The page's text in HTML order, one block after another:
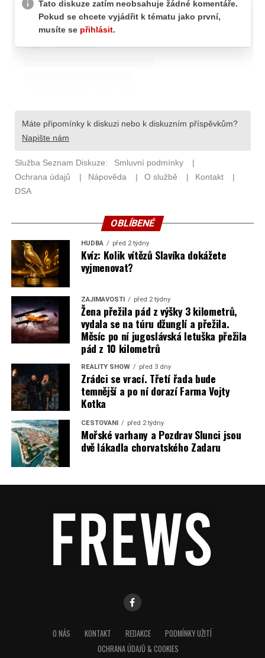
OBLÍBENÉ
HUDBA před 2 týdny
Kvíz: Kolik vítězů Slavíka dokážete
vyjmenovat?
ZAJÍMAVOSTI před 2 týdny
Žena přežila pád z výšky 3 kilometrů,
vydala se na túru džunglí a přežila.
Měsíc po ní jugoslávská letuška přežila
pád z 10 kilometrů
REALITY SHOW před 3 dny
Zrádci se vrací. Třetí řada bude
temnější a po ní dorazí Farma Vojty
Kotka
CESTOVÁNÍ před 2 týdny
Mořské varhany a Pozdrav Slunci jsou
dvě lákadla chorvatského Zadaru
O NÁS KONTAKT REDAKCE
PODMÍNKY UŽITÍ
OCHRANA ÚDAJŮ & COOKIES